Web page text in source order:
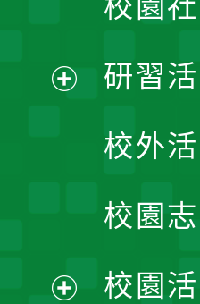
單
校園
研習
校外
校園
校園